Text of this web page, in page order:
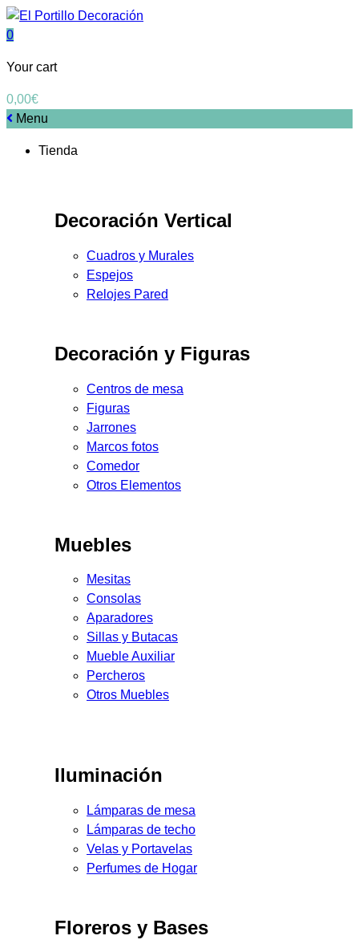
0
Your cart
0,00€
Menu
Tienda
Decoración Vertical
Cuadros y Murales
Espejos
Relojes Pared
Decoración y Figuras
Centros de mesa
Figuras
Jarrones
Marcos fotos
Comedor
Otros Elementos
Muebles
Mesitas
Consolas
Aparadores
Sillas y Butacas
Mueble Auxiliar
Percheros
Otros Muebles
Iluminación
Lámparas de mesa
Lámparas de techo
Velas y Portavelas
Perfumes de Hogar
Floreros y Bases